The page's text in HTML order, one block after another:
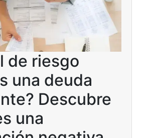
de riesgo
una deuda
Descubre
una